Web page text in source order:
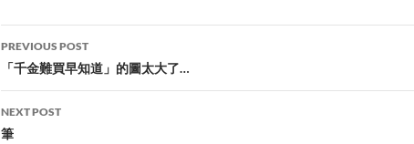
Post
navigation
PREVIOUS POST
「千金難買早知道」的圖太大了…
NEXT POST
筆